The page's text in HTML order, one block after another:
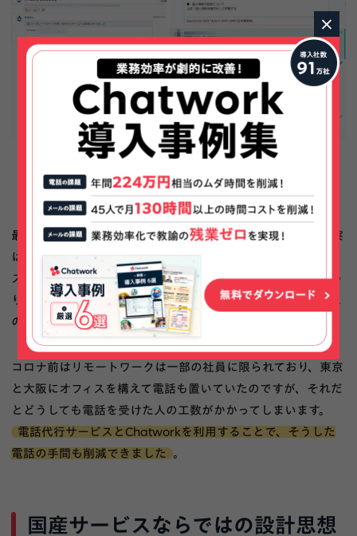
問い合わせ通知用のグループチャットで内容を全社員に共有
最後に「電話転送サービス通知用」グループチャットです。実
は当社は社員がフルリモートで働いていることもあり、オフィ
スを廃止しています。そのため固定電話も置いておらず、代わ
りに電話対応を代行してくれるサービスを導入しています。こ
の電話代行サービスからの通知をChatworkで受けています。
コロナ前はリモートワークは一部の社員に限られており、東京
と大阪にオフィスを構えて電話も置いていたのですが、それだ
とどうしても電話を受けた人の工数がかかってしまいます。
電話代行サービスとChatworkを利用することで、そうした
電話の手間も削減できました
。
国産サービスならではの設計思想
×